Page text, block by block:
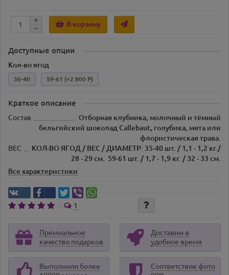
В корзину
Доступные опции
Кол-во ягод
36-40 59-61 (+2 800 Р)
Краткое описание
Состав
Отборная клубника, молочный и тёмный
бельгийский шоколад Callebaut, голубика, мята или
флористическая трава.
ВЕС
КОЛ-ВО ЯГОД / ВЕС / ДИАМЕТР: 35-40 шт. / 1,1 - 1,2 кг./
28 - 29 см. 59-61 шт. / 1,7 - 1,9 кг. / 32 - 33 см.
Все характеристики
1
Премиальное
качество подарков
Доставим в
удобное время
Выполнили более
Соответствие фото